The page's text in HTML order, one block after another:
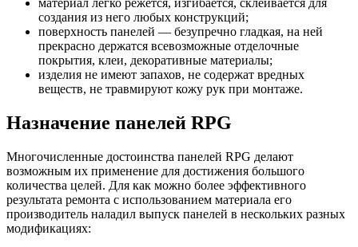
создания из него любых конструкций;
поверхность панелей — безупречно гладкая, на ней
прекрасно держатся всевозможные отделочные
покрытия, клеи, декоративные материалы;
изделия не имеют запахов, не содержат вредных
веществ, не травмируют кожу рук при монтаже.
Назначение панелей RPG
Многочисленные достоинства панелей RPG делают
возможным их применение для достижения большого
количества целей. Для как можно более эффективного
результата ремонта с использованием материала его
производитель наладил выпуск панелей в нескольких разных
модификациях: